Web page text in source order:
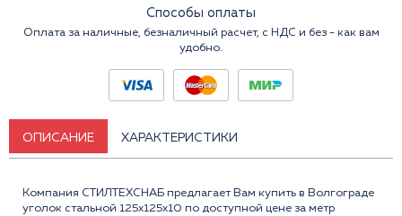
Способы оплаты
Оплата за наличные, безналичный расчет, с НДС и без - как вам
удобно.
ОПИСАНИЕ ХАРАКТЕРИСТИКИ
Компания СТИЛТЕХСНАБ предлагает Вам купить в Волгограде
уголок стальной 125x125x10 по доступной цене за метр